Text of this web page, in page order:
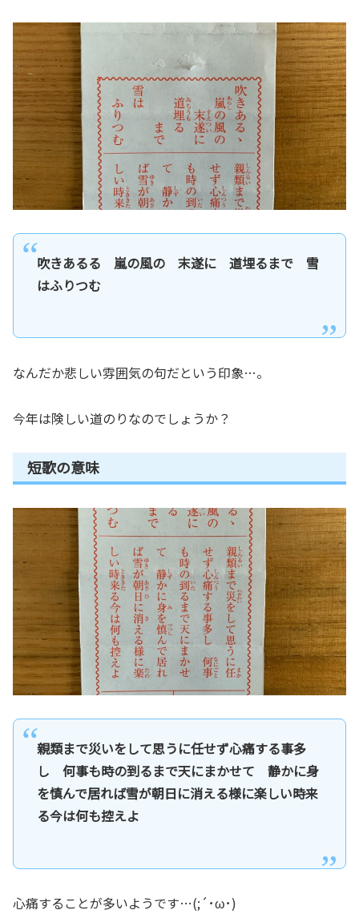
吹きあるる 嵐の風の 末遂に 道埋るまで 雪
はふりつむ
なんだか悲しい雰囲気の句だという印象…。
今年は険しい道のりなのでしょうか？
短歌の意味
親類まで災いをして思うに任せず心痛する事多
し 何事も時の到るまで天にまかせて 静かに身
を慎んで居れば雪が朝日に消える様に楽しい時来
る今は何も控えよ
心痛することが多いようです…(;´･ω･)